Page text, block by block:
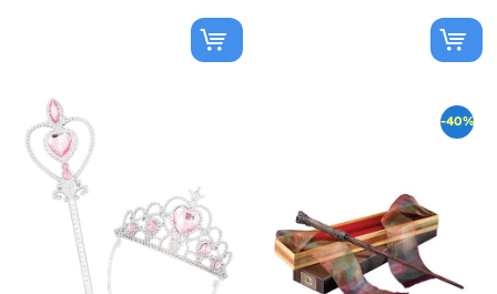
-40%